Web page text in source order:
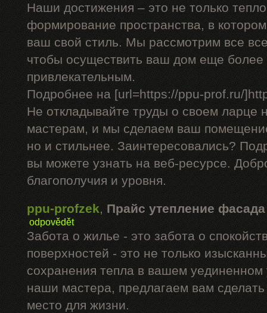
Наши достижения – это не только
формирование пространства, в
ваш свой стиль. Мы рассмотрим все
чтобы осуществить ваш дом еще
привлекательным.
Подробнее на [url=https://ppu-prof.ru/
Не откладывайте труды о своем ларце
мастерам, и мы сделаем ваш
но и стильнее. Заинтересовались?
вы можете узнать на веб-ресурсе.
благополучия и уровня.
ppu-profzek,Прайс утепление фасада
odpovědět
Забота о жилье - это забота о
поверхностей - это не только
сохранения тепла в вашем уединенном
наши мастера, предлагаем вам
место для жизни.